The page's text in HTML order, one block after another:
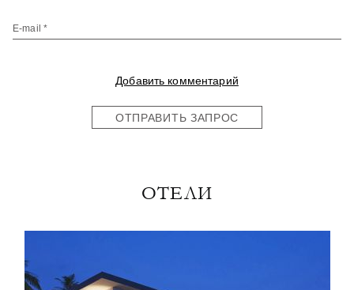
E-mail *
Добавить комментарий
ОТПРАВИТЬ ЗАПРОС
ОТЕЛИ